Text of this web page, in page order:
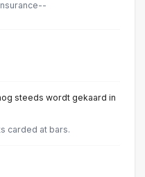
steeds wordt gekaard in
carded at bars.